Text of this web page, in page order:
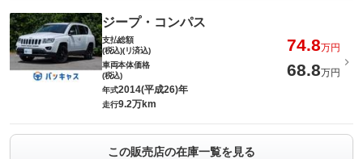
ジープ・コンパス
支払総額
(税込)(リ済込)
74.8万円
車両本体価格
(税込)
68.8万円
年式2014(平成26)年
走行9.2万km
この販売店の在庫一覧を見る